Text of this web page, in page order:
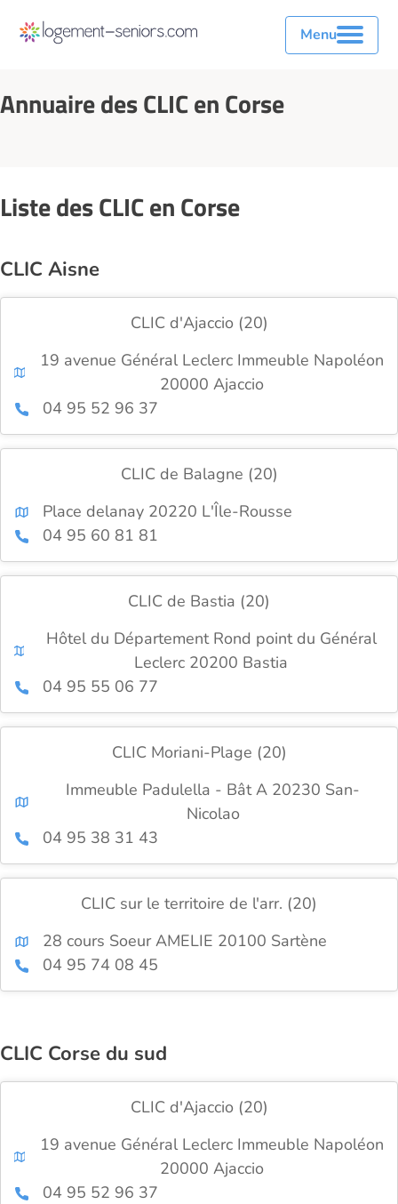
Menu
Annuaire des CLIC en Corse
Liste des CLIC en Corse
CLIC Aisne
CLIC d'Ajaccio (20)
19 avenue Général Leclerc Immeuble Napoléon
20000 Ajaccio
04 95 52 96 37
CLIC de Balagne (20)
Place delanay 20220 L'Île-Rousse
04 95 60 81 81
CLIC de Bastia (20)
Hôtel du Département Rond point du Général
Leclerc 20200 Bastia
04 95 55 06 77
CLIC Moriani-Plage (20)
Immeuble Padulella - Bât A 20230 San-
Nicolao
04 95 38 31 43
CLIC sur le territoire de l'arr. (20)
28 cours Soeur AMELIE 20100 Sartène
04 95 74 08 45
CLIC Corse du sud
CLIC d'Ajaccio (20)
19 avenue Général Leclerc Immeuble Napoléon
20000 Ajaccio
04 95 52 96 37